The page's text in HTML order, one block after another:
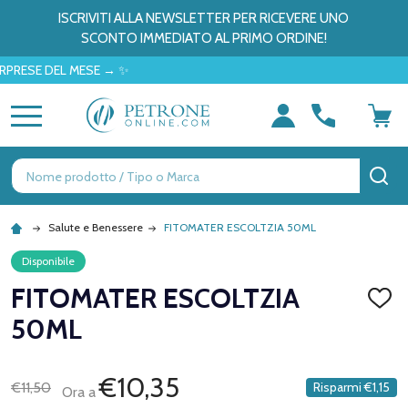
ISCRIVITI ALLA NEWSLETTER PER RICEVERE UNO
SCONTO IMMEDIATO AL PRIMO ORDINE!
DEL MESE → ✨
Ricerca
Salute e Benessere FITOMATER ESCOLTZIA 50ML
Disponibile
FITOMATER ESCOLTZIA
50ML
€11,50
Ora a€10,35 Risparmi €1,15